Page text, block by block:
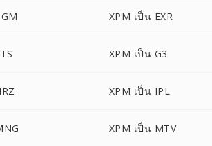
XPM เป็น EXR
XPM เป็น G3
XPM เป็น IPL
XPM เป็น MTV